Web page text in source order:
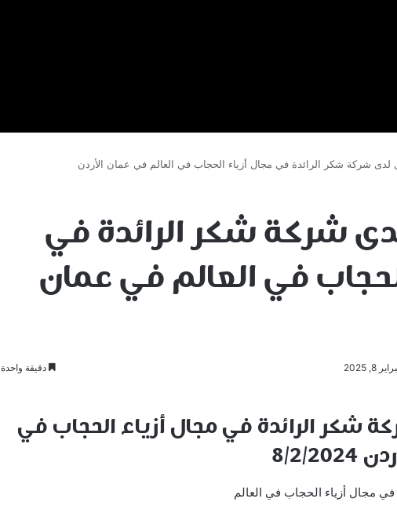
شركة شكر الرائدة في مجال أزياء الحجاب في العالم في عمان الأردن
شركة شكر الرائدة في
في العالم في عمان
8, 2025 دقيقة واحدة
شكر الرائدة في مجال أزياء الحجاب في
مجال أزياء الحجاب في العالم